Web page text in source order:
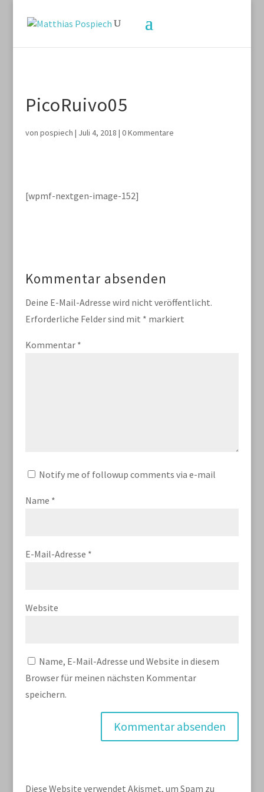
PicoRuivo05
von pospiech | Juli 4, 2018 | 0 Kommentare
[wpmf-nextgen-image-152]
Kommentar absenden
Deine E-Mail-Adresse wird nicht veröffentlicht.
Erforderliche Felder sind mit * markiert
Kommentar *
Notify me of followup comments via e-mail
Name *
E-Mail-Adresse *
Website
Name, E-Mail-Adresse und Website in diesem
Browser für meinen nächsten Kommentar
speichern.
Diese Website verwendet Akismet, um Spam zu